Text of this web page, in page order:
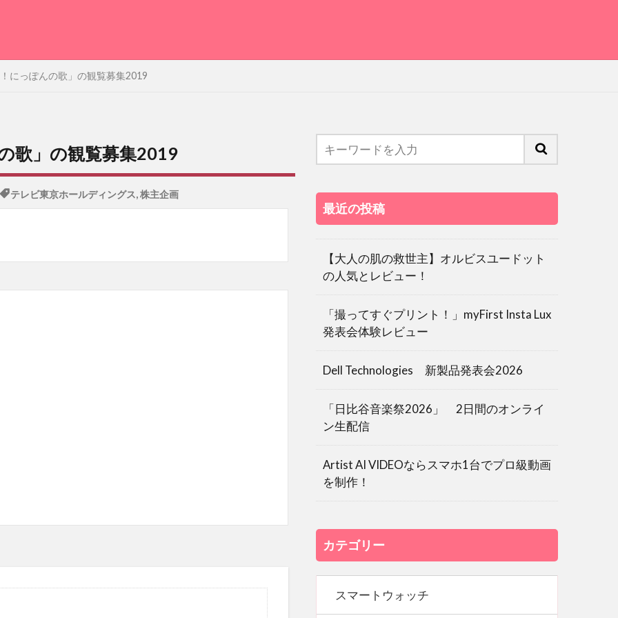
にっぽんの歌」の観覧募集2019
歌」の観覧募集2019
テレビ東京ホールディングス,株主企画
最近の投稿
【大人の肌の救世主】オルビスユードット
の人気とレビュー！
「撮ってすぐプリント！」myFirst Insta Lux
発表会体験レビュー
Dell Technologies 新製品発表会2026
「日比谷音楽祭2026」 2日間のオンライ
ン生配信
Artist AI VIDEOならスマホ1台でプロ級動画
を制作！
カテゴリー
スマートウォッチ